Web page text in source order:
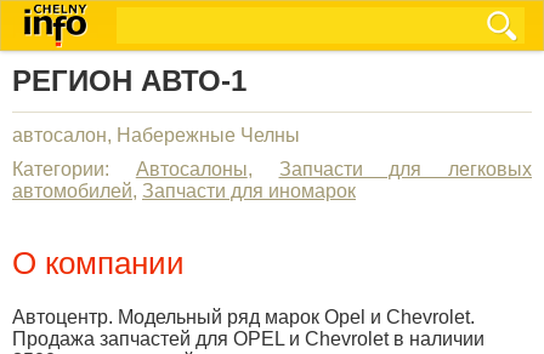
РЕГИОН АВТО-1
автосалон, Набережные Челны
Категории: Автосалоны, Запчасти для легковых
автомобилей, Запчасти для иномарок
О компании
Автоцентр. Модельный ряд марок Opel и Chevrolet.
Продажа запчастей для OPEL и Chevrolet в наличии